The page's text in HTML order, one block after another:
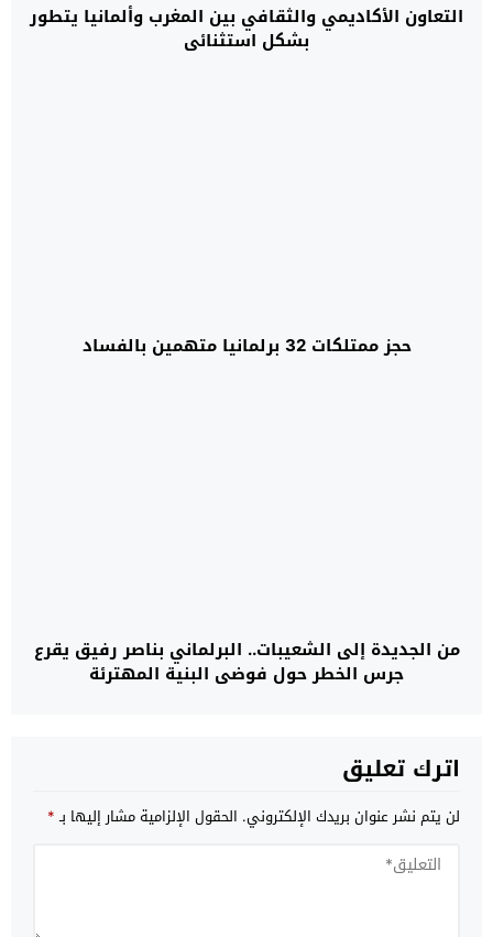
التعاون الأكاديمي والثقافي بين المغرب وألمانيا يتطور
بشكل استثنائي
حجز ممتلكات 32 برلمانيا متهمين بالفساد
من الجديدة إلى الشعيبات.. البرلماني بناصر رفيق يقرع
جرس الخطر حول فوضى البنية المهترئة
اترك تعليق
لن يتم نشر عنوان بريدك الإلكتروني. الحقول الإلزامية مشار إليها بـ*